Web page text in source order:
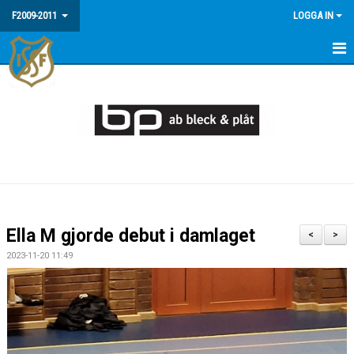
F2009-2011 LOGGA IN
HEM
BILDGALLERI
>
<
Ella M gjorde debut i damlaget
2023-11-20 11:49